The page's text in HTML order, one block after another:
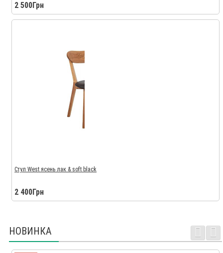
2 500Грн
Стул West ясень лак & soft black
2 400Грн
НОВИНКА